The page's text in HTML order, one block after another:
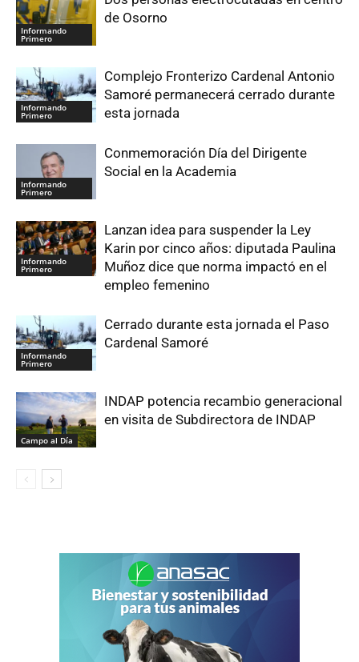
Informando
Primero
de Osorno
Informando
Primero
Complejo Fronterizo Cardenal Antonio
Samoré permanecerá cerrado durante
esta jornada
Informando
Primero
Conmemoración Día del Dirigente
Social en la Academia
Informando
Primero
Lanzan idea para suspender la Ley
Karin por cinco años: diputada Paulina
Muñoz dice que norma impactó en el
empleo femenino
Informando
Primero
Cerrado durante esta jornada el Paso
Cardenal Samoré
Campo al Día
INDAP potencia recambio generacional
en visita de Subdirectora de INDAP